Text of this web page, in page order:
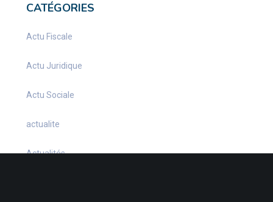
CATÉGORIES
Actu Fiscale
Actu Juridique
Actu Sociale
actualite
Actualités